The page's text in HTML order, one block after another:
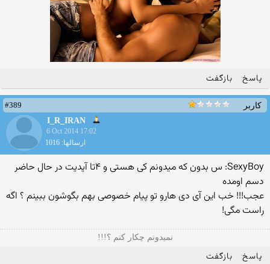
پاسخ بازگفت
کاربر
#389
I_R_IRAN
6 Oct 2014 17:02
ارسالها: 1016
SexyBoy: س بدون که میدونم کی هستی و ۴تا آیدیت در حال حاضر
دسم اومده
عجب!!! خب این آی دی هارو تو پیام خصوصی بهم بگوشون ببینم ؟ اگه
راست مگی!
نمیدونم چکار کنم ؟!!!
پاسخ بازگفت